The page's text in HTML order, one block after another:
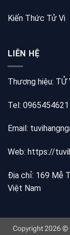
Kiến Thức Tử Vi
LIÊN HỆ
Thương hiệu: TỬ
Tel: 0965454621
Email:
Web: https://
Địa chỉ: 169 Mễ
Việt Nam
Copyright 2026 ©